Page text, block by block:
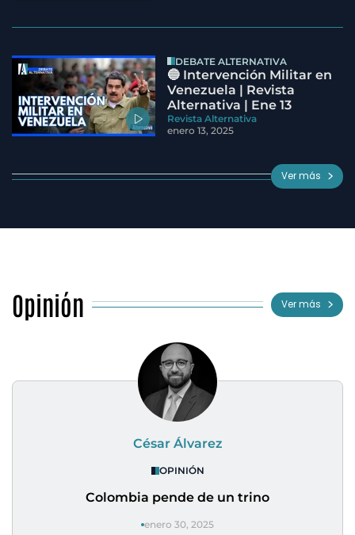
DEBATE ALTERNATIVA
🔵 Intervención Militar en
Venezuela | Revista
Alternativa | Ene 13
Revista Alternativa
enero 13, 2025
Ver más
Opinión Ver más
César Álvarez
OPINIÓN
Colombia pende de un trino
enero 30, 2025